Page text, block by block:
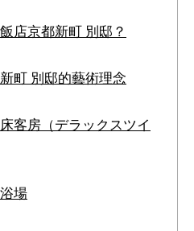
店京都新町 別邸？
町 別邸的藝術理念
客房（デラックスツイ
場